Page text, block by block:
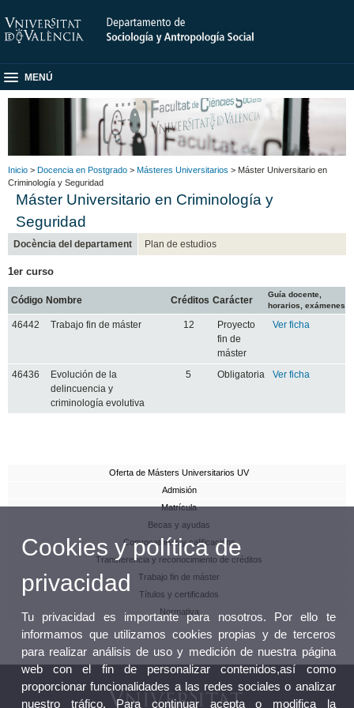
MENÚ
Inicio > Docencia en Postgrado > Másteres Universitarios > Máster Universitario en
Criminología y Seguridad
Máster Universitario en Criminología y
Seguridad
Docència del departament Plan de estudios
1er curso
Código Nombre Créditos Carácter
Guía docente,
horarios, exámenes
46442 Trabajo fin de máster 12
Proyecto
fin de
máster
Ver ficha
46436
Evolución de la
delincuencia y
criminología evolutiva
5 Obligatoria Ver ficha
Oferta de Másters Universitarios UV
Admisión
Matrícula
Becas y ayudas
Convocatorias y calificacions
Transferencia y reconocimiento de créditos
Trabajo fin de máster
Títulos y certificados
Normativa
Cookies y política de
privacidad
Tu privacidad es importante para nosotros. Por ello te
informamos que utilizamos cookies propias y de terceros
para realizar análisis de uso y medición de nuestra página
web con el fin de personalizar contenidos,así como
proporcionar funcionalidades a las redes sociales o analizar
nuestro tráfico. Para continuar acepta o modifica la